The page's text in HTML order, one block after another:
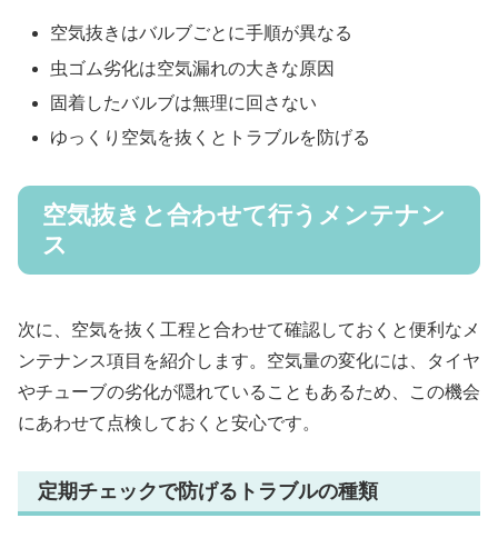
空気抜きはバルブごとに手順が異なる
虫ゴム劣化は空気漏れの大きな原因
固着したバルブは無理に回さない
ゆっくり空気を抜くとトラブルを防げる
空気抜きと合わせて行うメンテナン
ス
次に、空気を抜く工程と合わせて確認しておくと便利なメ
ンテナンス項目を紹介します。空気量の変化には、タイヤ
やチューブの劣化が隠れていることもあるため、この機会
にあわせて点検しておくと安心です。
定期チェックで防げるトラブルの種類